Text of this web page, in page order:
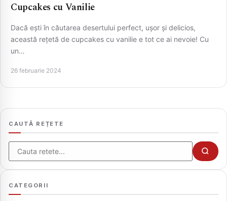
Cupcakes cu Vanilie
Dacă ești în căutarea desertului perfect, ușor și delicios,
această rețetă de cupcakes cu vanilie e tot ce ai nevoie! Cu
un…
26 februarie 2024
CAUTĂ REȚETE
Cauta
CATEGORII